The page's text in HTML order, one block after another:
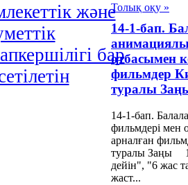
және
бар
туралы
еңбектенуге
келушілерді
Толық оқу »
14-1-бап.
отбасымен
фильмдер
туралы
14-1-бап.
фильмдері мен
арналған
туралы Заңы
дейін", "6 жас
жаст...